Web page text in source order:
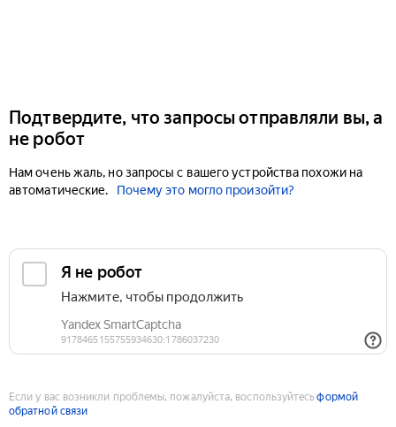
Подтвердите, что запросы отправляли вы, а
не робот
Нам очень жаль, но запросы с вашего устройства похожи на
автоматические.
Почему это могло произойти?
Если у вас возникли проблемы, пожалуйста, воспользуйтесьформой
обратной связи